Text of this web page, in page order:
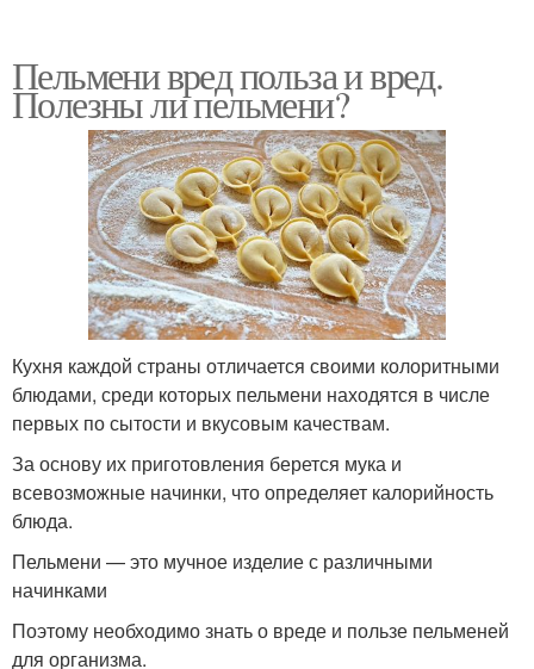
Пельмени вред польза и вред.
Полезны ли пельмени?
Кухня каждой страны отличается своими колоритными
блюдами, среди которых пельмени находятся в числе
первых по сытости и вкусовым качествам.
За основу их приготовления берется мука и
всевозможные начинки, что определяет калорийность
блюда.
Пельмени — это мучное изделие с различными
начинками
Поэтому необходимо знать о вреде и пользе пельменей
для организма.